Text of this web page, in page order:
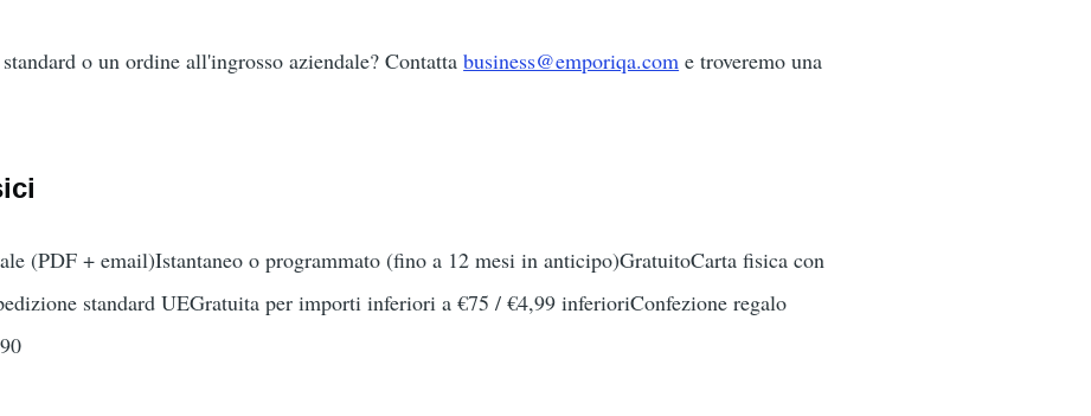
o un ordine all'ingrosso aziendale? Contattabusiness@emporiqa.com e troveremo una
(PDF + email)Istantaneo o programmato (fino a 12 mesi in anticipo)GratuitoCarta fisica con
standard UEGratuita per importi inferiori a €75 / €4,99 inferioriConfezione regalo